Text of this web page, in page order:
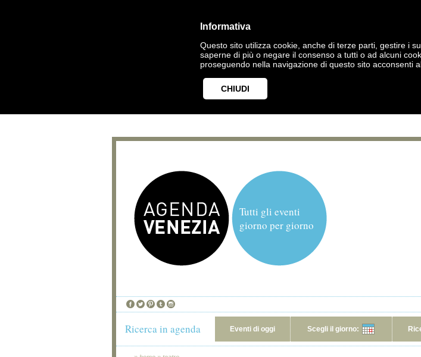
Informativa
Questo sito utilizza cookie, anche di terze parti, gestire i
saperne di più o negare il consenso a tutti o ad alcuni
proseguendo nella navigazione di questo sito acconsenti
CHIUDI
Tutti gli eventi
giorno per giorno
Ricerca in agenda Eventi di oggi Scegli il giorno: